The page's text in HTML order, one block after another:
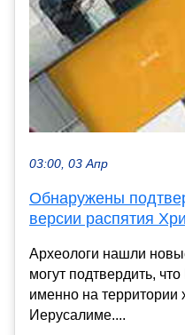
03:00, 03 Апр
Обнаружены
версии распятия
Археологи нашли
могут подтвердить,
именно на территории
Иерусалиме....